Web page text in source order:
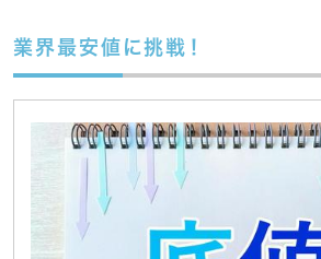
業界最安値に挑戦！